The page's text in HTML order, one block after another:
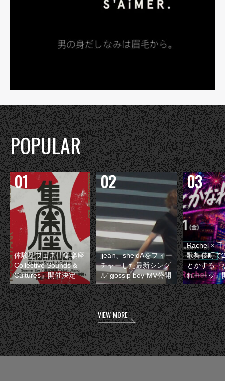
POPULAR
体験型フェス『集楽座
Collective Sounds &
Cultures』開催決定
jjean、sheidAをフィー
チャーした最新シング
ル“gossip boy”MV公開
Rachel ×
歌舞伎町で
とかする『
れーーッ』
VIEW MORE